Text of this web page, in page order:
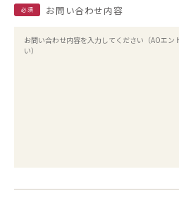
必須 お問い合わせ内容